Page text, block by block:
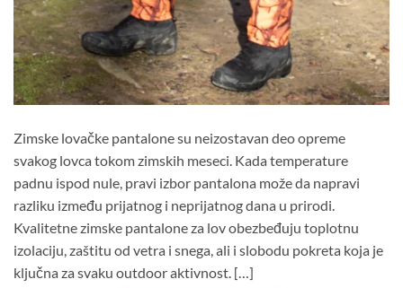
Zimske lovačke pantalone su neizostavan deo opreme
svakog lovca tokom zimskih meseci. Kada temperature
padnu ispod nule, pravi izbor pantalona može da napravi
razliku između prijatnog i neprijatnog dana u prirodi.
Kvalitetne zimske pantalone za lov obezbeđuju toplotnu
izolaciju, zaštitu od vetra i snega, ali i slobodu pokreta koja je
ključna za svaku outdoor aktivnost. […]